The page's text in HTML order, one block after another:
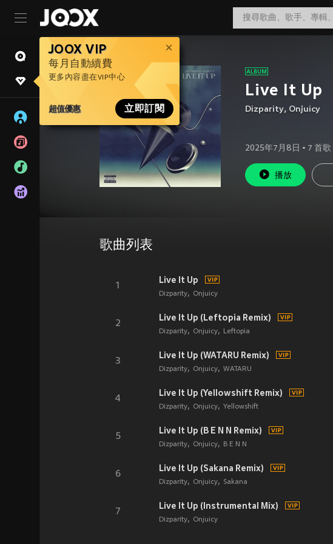
JOOX VIP
每月自動續費
更多內容盡在VIP中心
超值優惠 立即訂閱
Live It Up
Dizparity, Onjuicy
2025年7月8日 • 7 首歌
播放
歌曲列表
1
Live It Up
Dizparity Onjuicy
2
Live It Up (Leftopia Remix)
Dizparity Onjuicy Leftopia
3
Live It Up (WATARU Remix)
Dizparity Onjuicy WATARU
4
Live It Up (Yellowshift Remix)
Dizparity Onjuicy Yellowshift
5
Live It Up (B E N N Remix)
Dizparity Onjuicy B E N N
6
Live It Up (Sakana Remix)
Dizparity Onjuicy Sakana
7
Live It Up (Instrumental Mix)
Dizparity Onjuicy